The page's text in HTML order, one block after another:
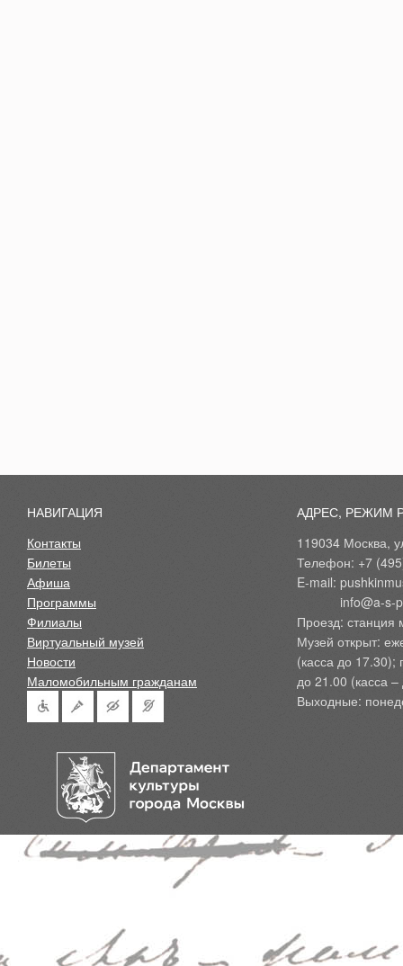
НАВИГАЦИЯ
Контакты
Билеты
Афиша
Программы
Филиалы
Виртуальный музей
Новости
Маломобильным гражданам
АДРЕС, РЕЖИМ
119034 Москва,
Телефон: +7
E-mail:
Проезд: станция
Музей открыт:
(касса до 17.30);
до 21.00 (касса
Выходные: